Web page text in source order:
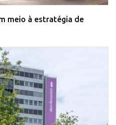
meio à estratégia de